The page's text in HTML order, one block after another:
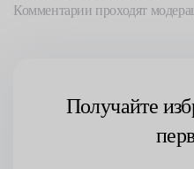
Комментарии проходят
Получайте